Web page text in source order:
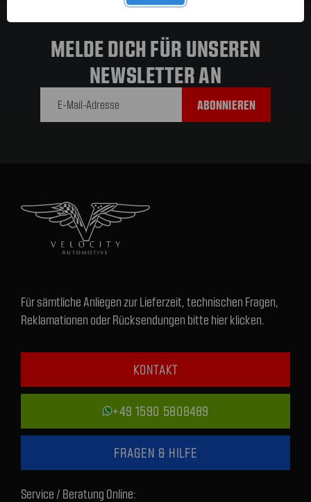
MELDE DICH FÜR UNSEREN
NEWSLETTER AN
Für sämtliche Anliegen zur Lieferzeit, technischen Fragen,
Reklamationen oder Rücksendungen bitte hier klicken.
KONTAKT
+49 1590 5808489
FRAGEN & HILFE
Service / Beratung Online: